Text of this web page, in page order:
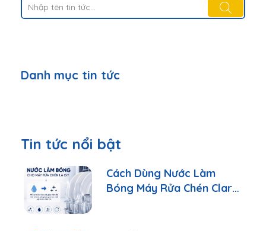
Danh mục tin tức
Tin tức nổi bật
Cách Dùng Nước Làm
Bóng Máy Rửa Chén Clara